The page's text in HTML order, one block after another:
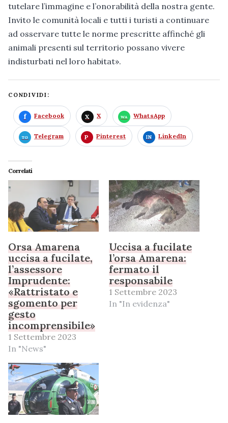
tutelare l’immagine e l’onorabilità della nostra gente.
Invito le comunità locali e tutti i turisti a continuare
ad osservare tutte le norme prescritte affinché gli
animali presenti sul territorio possano vivere
indisturbati nel loro habitat».
CONDIVIDI:
Facebook X WhatsApp
Telegram Pinterest LinkedIn
Correlati
Orsa Amarena
uccisa a fucilate,
l’assessore
Imprudente:
«Rattristato e
sgomento per
gesto
incomprensibile»
1 Settembre 2023
In "News"
Uccisa a fucilate
l’orsa Amarena:
fermato il
responsabile
1 Settembre 2023
In "In evidenza"